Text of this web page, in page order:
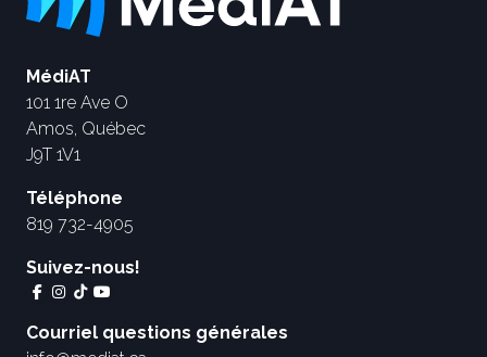
MédiAT
101 1re Ave O
Amos, Québec
J9T 1V1
Téléphone
819 732-4905
Suivez-nous!
Courriel questions générales